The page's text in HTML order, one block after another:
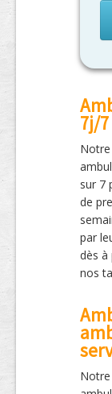
7j/7
sur 7
de
par
dès à
nos